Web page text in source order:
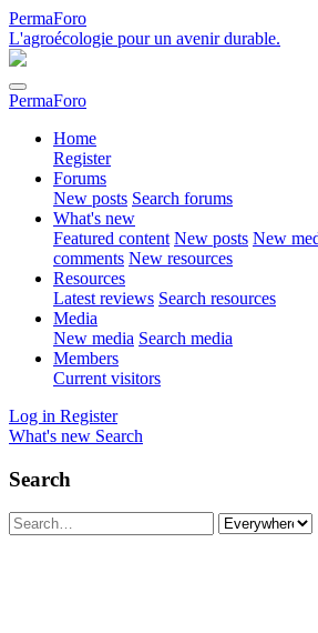
PermaForo
L'agroécologie pour un avenir durable.
PermaForo
Home
Register
Forums
New posts Search forums
What's new
Featured content New posts New
comments New resources
Resources
Latest reviews Search resources
Media
New media Search media
Members
Current visitors
Log in Register
What's new Search
Search